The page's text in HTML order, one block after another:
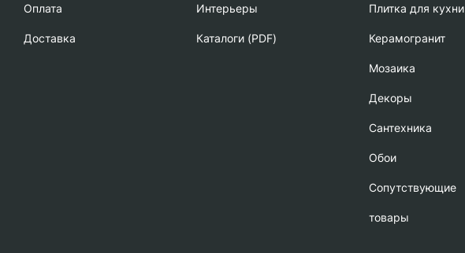
Oплата
Доставка
Интерьеры
Каталоги (PDF)
Плитка для кухни
Керамогранит
Мозаика
Декоры
Сантехника
Обои
Сопутствующие
товары